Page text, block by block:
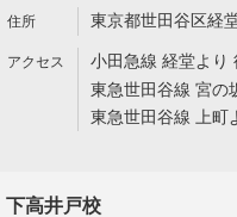
東京都世田谷区経
小田急線 経堂より
東急世田谷線 宮の
東急世田谷線 上町
下高井戸校